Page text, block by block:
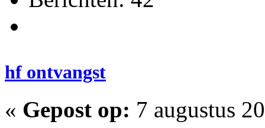
hf ontvangst
« Gepost op: 7 augustus